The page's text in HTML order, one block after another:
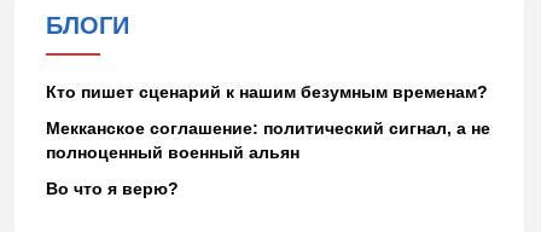
БЛОГИ
Кто пишет сценарий к нашим безумным временам?
Мекканское соглашение: политический сигнал, а не
полноценный военный альян
Во что я верю?